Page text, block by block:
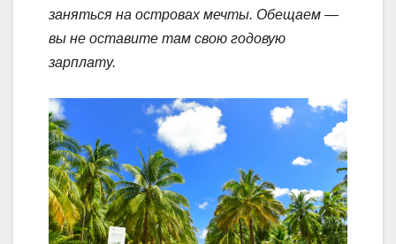
заняться на островах мечты. Обещаем —
вы не оставите там свою годовую
зарплату.